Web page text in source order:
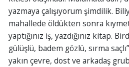
yazmaya çalışıyorum şimdilik.
mahallede öldükten sonra
yaptığınız iş, yazdığınız kitap.
gülüşlü, badem gözlü, sırma
yakın çevre, dost ve arkadaş